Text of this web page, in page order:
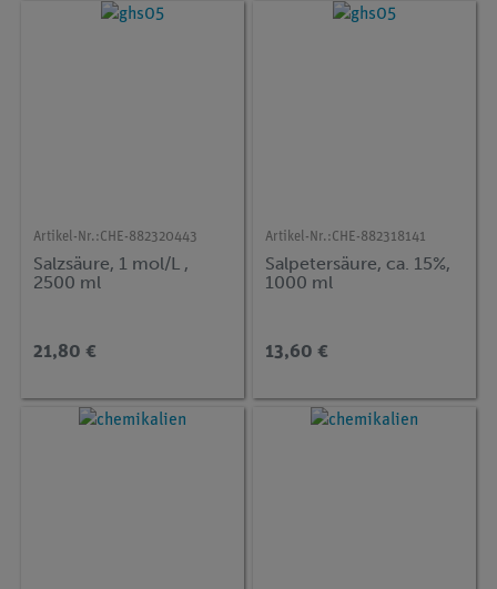
Artikel-Nr.:CHE-882320443
Salzsäure, 1 mol/L ,
2500 ml
21,80 €
Artikel-Nr.:CHE-882318141
Salpetersäure, ca. 15%,
1000 ml
13,60 €